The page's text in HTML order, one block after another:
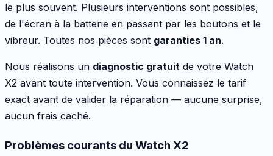
le plus souvent. Plusieurs interventions sont possibles,
de l'écran à la batterie en passant par les boutons et le
vibreur. Toutes nos pièces sont garanties 1 an.
Nous réalisons un diagnostic gratuit de votre Watch
X2 avant toute intervention. Vous connaissez le tarif
exact avant de valider la réparation — aucune surprise,
aucun frais caché.
Problèmes courants du Watch X2